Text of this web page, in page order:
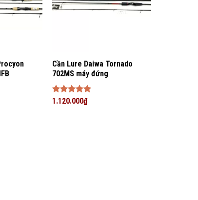
Cần Lure Daiwa Tornado
702MS máy đứng
Được xếp
1.120.000₫